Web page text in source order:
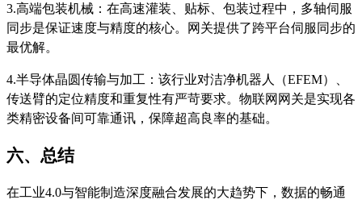
3.高端包装机械：在高速灌装、贴标、包装过程中，多轴伺服
同步是保证速度与精度的核心。网关提供了跨平台伺服同步的
最优解。
4.半导体晶圆传输与加工：该行业对洁净机器人（EFEM）、
传送臂的定位精度和重复性有严苛要求。物联网网关是实现各
类精密设备间可靠通讯，保障超高良率的基础。
六、总结
在工业4.0与智能制造深度融合发展的大趋势下，数据的畅通